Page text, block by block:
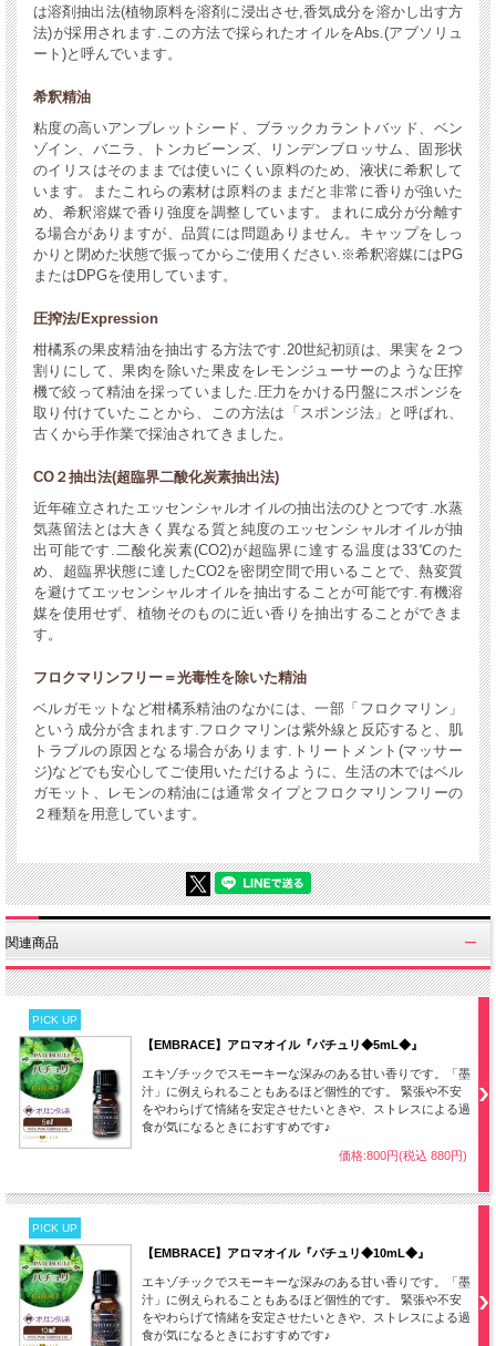
は溶剤抽出法(植物原料を溶剤に浸出させ,香気成分を溶かし出す方
法)が採用されます.この方法で採られたオイルをAbs.(アブソリュ
ート)と呼んでいます。
希釈精油
粘度の高いアンブレットシード、ブラックカラントバッド、ベン
ゾイン、バニラ、トンカビーンズ、リンデンブロッサム、固形状
のイリスはそのままでは使いにくい原料のため、液状に希釈して
います。またこれらの素材は原料のままだと非常に香りが強いた
め、希釈溶媒で香り強度を調整しています。まれに成分が分離す
る場合がありますが、品質には問題ありません。キャップをしっ
かりと閉めた状態で振ってからご使用ください.※希釈溶媒にはPG
またはDPGを使用しています。
圧搾法/Expression
柑橘系の果皮精油を抽出する方法です.20世紀初頭は、果実を２つ
割りにして、果肉を除いた果皮をレモンジューサーのような圧搾
機で絞って精油を採っていました.圧力をかける円盤にスポンジを
取り付けていたことから、この方法は「スポンジ法」と呼ばれ、
古くから手作業で採油されてきました。
CO２抽出法(超臨界二酸化炭素抽出法)
近年確立されたエッセンシャルオイルの抽出法のひとつです.水蒸
気蒸留法とは大きく異なる質と純度のエッセンシャルオイルが抽
出可能です.二酸化炭素(CO2)が超臨界に達する温度は33℃のた
め、超臨界状態に達したCO2を密閉空間で用いることで、熱変質
を避けてエッセンシャルオイルを抽出することが可能です.有機溶
媒を使用せず、植物そのものに近い香りを抽出することができま
す。
フロクマリンフリー＝光毒性を除いた精油
ベルガモットなど柑橘系精油のなかには、一部「フロクマリン」
という成分が含まれます.フロクマリンは紫外線と反応すると、肌
トラブルの原因となる場合があります.トリートメント(マッサー
ジ)などでも安心してご使用いただけるように、生活の木ではベル
ガモット、レモンの精油には通常タイプとフロクマリンフリーの
２種類を用意しています。
関連商品
PICK UP
【EMBRACE】アロマオイル『パチュリ◆5mL◆』
エキゾチックでスモーキーな深みのある甘い香りです。「墨
汁」に例えられることもあるほど個性的です。 緊張や不安
をやわらげて情緒を安定させたいときや、ストレスによる過
食が気になるときにおすすめです♪
価格:800円(税込 880円)
PICK UP
【EMBRACE】アロマオイル『パチュリ◆10mL◆』
エキゾチックでスモーキーな深みのある甘い香りです。「墨
汁」に例えられることもあるほど個性的です。 緊張や不安
をやわらげて情緒を安定させたいときや、ストレスによる過
食が気になるときにおすすめです♪